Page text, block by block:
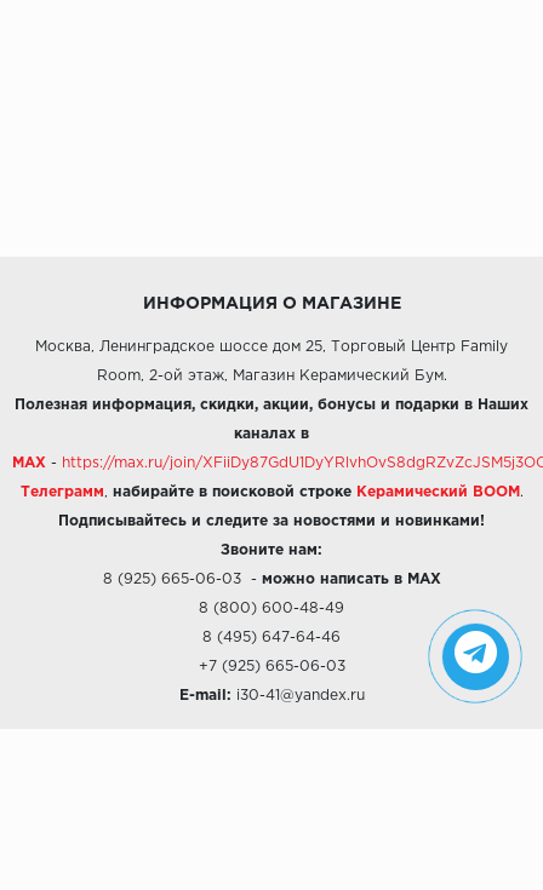
ИНФОРМАЦИЯ О МАГАЗИНЕ
Москва, Ленинградское шоссе дом 25, Торговый Центр Family
Room, 2-ой этаж, Магазин Керамический Бум.
Полезная информация, скидки, акции, бонусы и подарки в Наших
каналах в
MAX - https://max.ru/join/
Телеграмм набирайте в поисковой строке Керамический BOOM .
Подписывайтесь и следите за новостями и новинками!
Звоните нам:
8 (925) 665-06-03- можно написать в MAX
8 (800) 600-48-49
8 (495) 647-64-46
+7 (925) 665-06-03
E-mail: i30-41@yandex.ru